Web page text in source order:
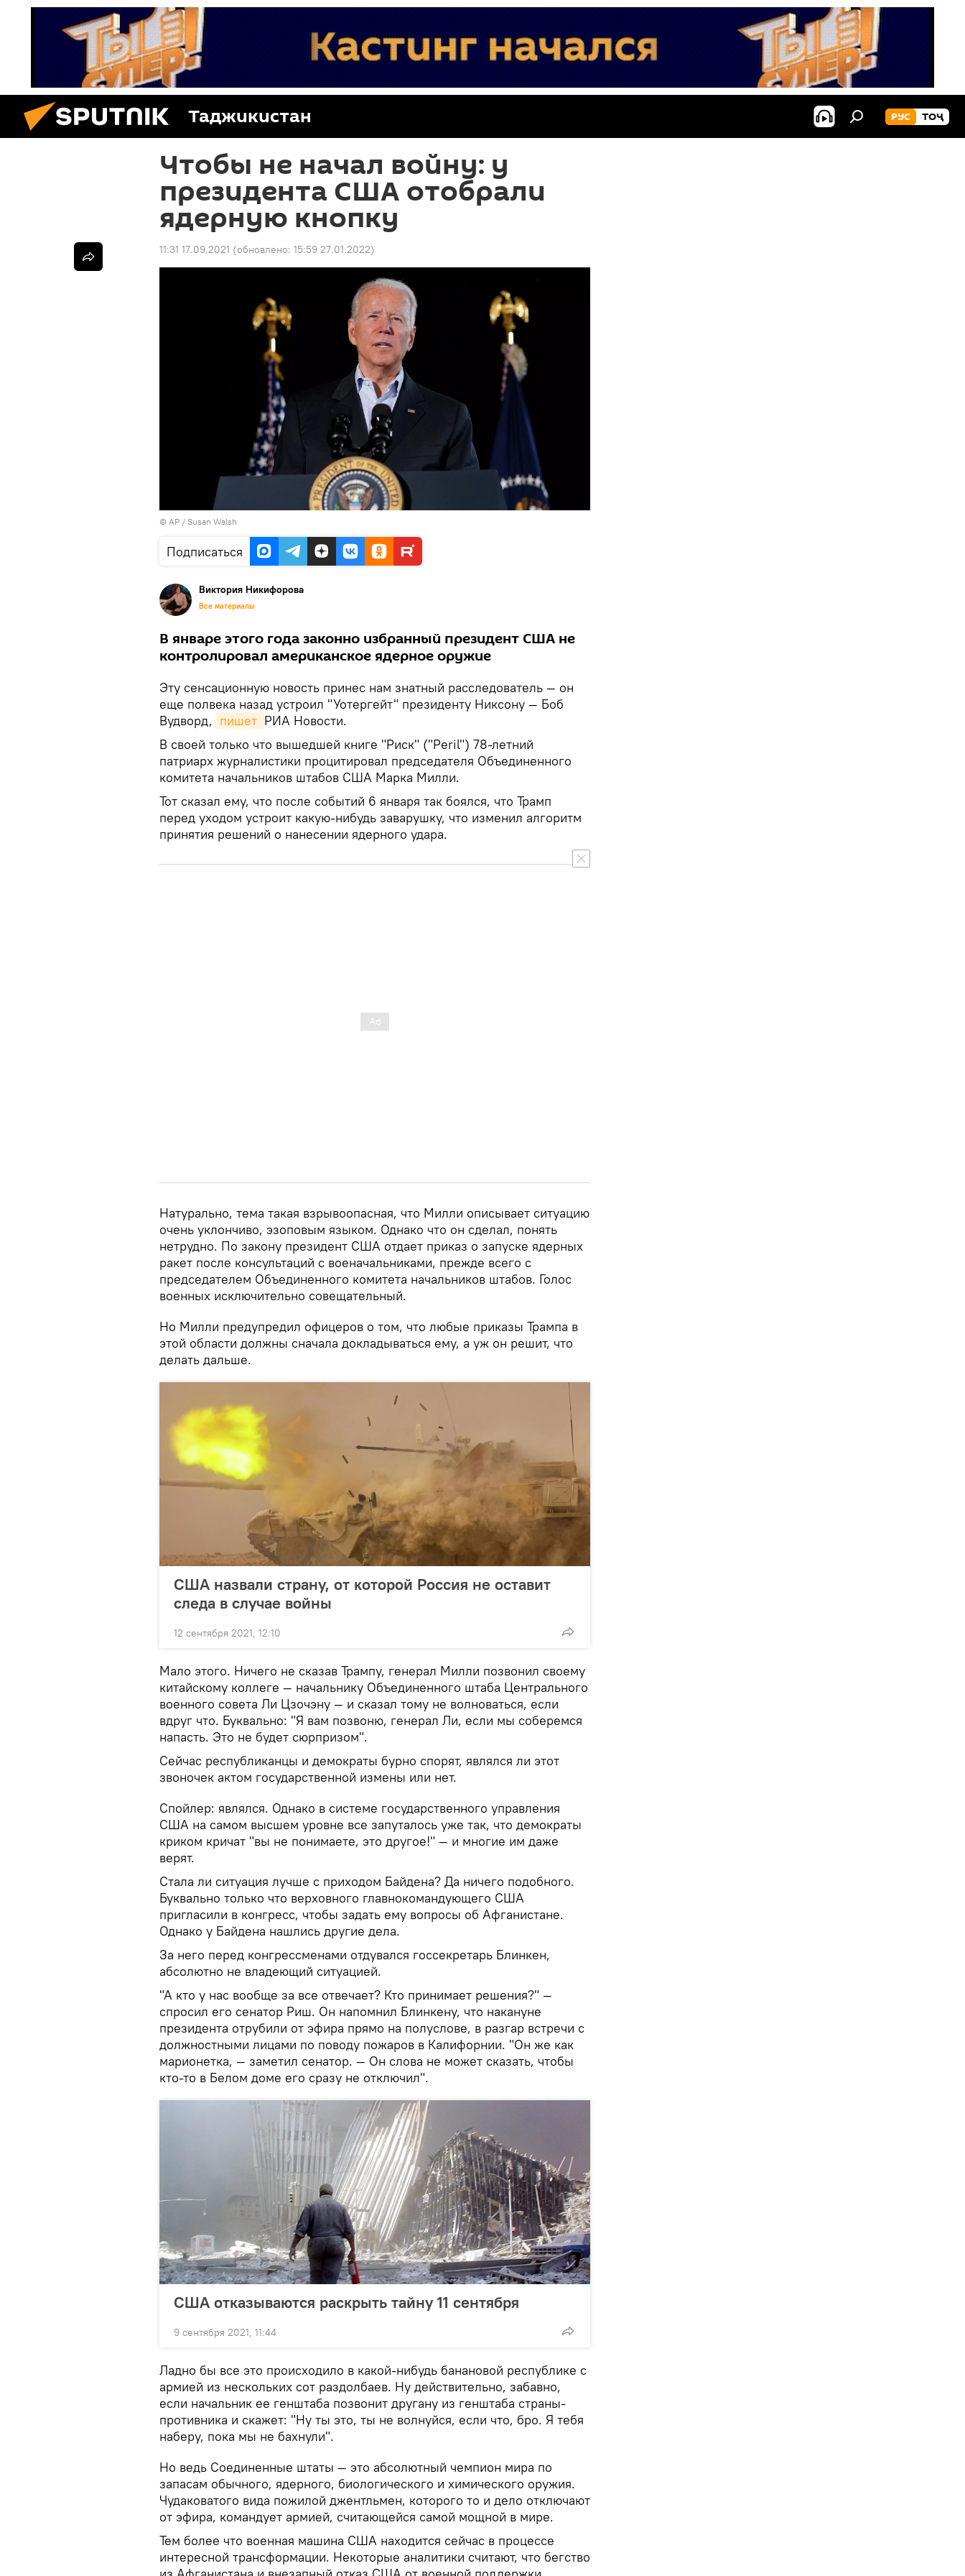
Таджикистан РУС ТОҶ
Чтобы не начал войну: у
президента США отобрали
ядерную кнопку
11:31 17.09.2021 (обновлено: 15:59 27.01.2022)
© AP / Susan Walsh
Подписаться
Виктория Никифорова
Все материалы
В январе этого года законно избранный президент США не
контролировал американское ядерное оружие
Эту сенсационную новость принес нам знатный расследователь — он
еще полвека назад устроил "Уотергейт" президенту Никсону — Боб
Вудворд, пишет РИА Новости.
В своей только что вышедшей книге "Риск" ("Peril") 78-летний
патриарх журналистики процитировал председателя Объединенного
комитета начальников штабов США Марка Милли.
Тот сказал ему, что после событий 6 января так боялся, что Трамп
перед уходом устроит какую-нибудь заварушку, что изменил алгоритм
принятия решений о нанесении ядерного удара.
Натурально, тема такая взрывоопасная, что Милли описывает ситуацию
очень уклончиво, эзоповым языком. Однако что он сделал, понять
нетрудно. По закону президент США отдает приказ о запуске ядерных
ракет после консультаций с военачальниками, прежде всего с
председателем Объединенного комитета начальников штабов. Голос
военных исключительно совещательный.
Но Милли предупредил офицеров о том, что любые приказы Трампа в
этой области должны сначала докладываться ему, а уж он решит, что
делать дальше.
США назвали страну, от которой Россия не оставит
следа в случае войны
12 сентября 2021, 12:10
Мало этого. Ничего не сказав Трампу, генерал Милли позвонил своему
китайскому коллеге — начальнику Объединенного штаба Центрального
военного совета Ли Цзочэну — и сказал тому не волноваться, если
вдруг что. Буквально: "Я вам позвоню, генерал Ли, если мы соберемся
напасть. Это не будет сюрпризом".
Сейчас республиканцы и демократы бурно спорят, являлся ли этот
звоночек актом государственной измены или нет.
Спойлер: являлся. Однако в системе государственного управления
США на самом высшем уровне все запуталось уже так, что демократы
криком кричат "вы не понимаете, это другое!" — и многие им даже
верят.
Стала ли ситуация лучше с приходом Байдена? Да ничего подобного.
Буквально только что верховного главнокомандующего США
пригласили в конгресс, чтобы задать ему вопросы об Афганистане.
Однако у Байдена нашлись другие дела.
За него перед конгрессменами отдувался госсекретарь Блинкен,
абсолютно не владеющий ситуацией.
"А кто у нас вообще за все отвечает? Кто принимает решения?" —
спросил его сенатор Риш. Он напомнил Блинкену, что накануне
президента отрубили от эфира прямо на полуслове, в разгар встречи с
должностными лицами по поводу пожаров в Калифорнии. "Он же как
марионетка, — заметил сенатор. — Он слова не может сказать, чтобы
кто-то в Белом доме его сразу не отключил".
США отказываются раскрыть тайну 11 сентября
9 сентября 2021, 11:44
Ладно бы все это происходило в какой-нибудь банановой республике с
армией из нескольких сот раздолбаев. Ну действительно, забавно,
если начальник ее генштаба позвонит другану из генштаба страны-
противника и скажет: "Ну ты это, ты не волнуйся, если что, бро. Я тебя
наберу, пока мы не бахнули".
Но ведь Соединенные штаты — это абсолютный чемпион мира по
запасам обычного, ядерного, биологического и химического оружия.
Чудаковатого вида пожилой джентльмен, которого то и дело отключают
от эфира, командует армией, считающейся самой мощной в мире.
Тем более что военная машина США находится сейчас в процессе
интересной трансформации. Некоторые аналитики считают, что бегство